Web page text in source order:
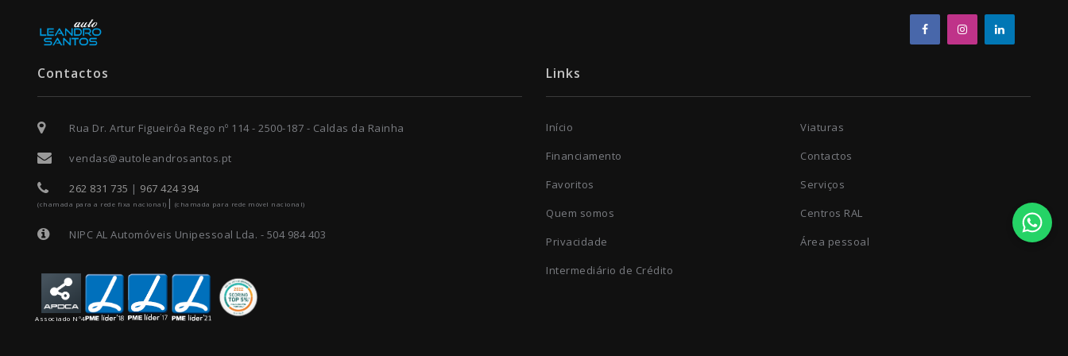
Contactos
Rua Dr. Artur Figueirôa Rego nº 114 - 2500-187 - Caldas da Rainha
vendas@autoleandrosantos.pt
262 831 735 | 967 424 394
(chamada para a rede fixa nacional) | (chamada para rede móvel nacional)
NIPC AL Automóveis Unipessoal Lda. - 504 984 403
Associado Nº4
Links
Início
Financiamento
Favoritos
Quem somos
Privacidade
Intermediário de Crédito
Viaturas
Contactos
Serviços
Centros RAL
Área pessoal